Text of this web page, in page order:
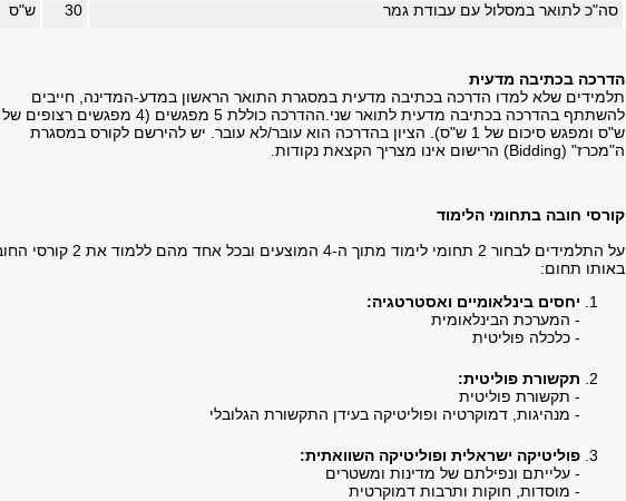
סה"כ לתואר במסלול עם עבודת גמר 30 ש"ס
הדרכה בכתיבה מדעית
תלמידים שלא למדו הדרכה בכתיבה מדעית במסגרת התואר הראשון במדע-המדינה, חייבים
ש"ס ומפגש סיכום של 1 ש"ס). הציון בהדרכה הוא עובר/לא עובר. יש להירשם לקורס במסגרת
ה"מכרז" (Bidding) הרישום אינו מצריך הקצאת נקודות.
קורסי חובה בתחומי הלימוד
על התלמידים לבחור 2 תחומי לימוד מתוך ה-4 המוצעים ובכל אחד מהם
באותו תחום:
יחסים בינלאומיים ואסטרטגיה:
- המערכת הבינלאומית
- כלכלה פוליטית
תקשורת פוליטית:
- תקשורת פוליטית
- מנהיגות, דמוקרטיה ופוליטיקה בעידן התקשורת הגלובלי
פוליטיקה ישראלית ופוליטיקה השוואתית:
- עלייתם ונפילתם של מדינות ומשטרים
- מוסדות, חוקות ותרבות דמוקרטית